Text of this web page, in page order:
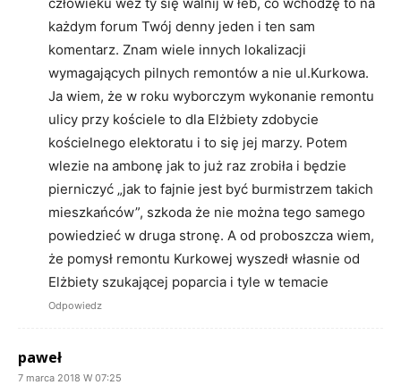
każdym forum Twój denny jeden i ten sam
komentarz. Znam wiele innych lokalizacji
wymagających pilnych remontów a nie ul.Kurkowa.
Ja wiem, że w roku wyborczym wykonanie remontu
ulicy przy kościele to dla Elżbiety zdobycie
kościelnego elektoratu i to się jej marzy. Potem
wlezie na ambonę jak to już raz zrobiła i będzie
pierniczyć „jak to fajnie jest być burmistrzem takich
mieszkańców”, szkoda że nie można tego samego
powiedzieć w druga stronę. A od proboszcza wiem,
że pomysł remontu Kurkowej wyszedł własnie od
Elżbiety szukającej poparcia i tyle w temacie
Odpowiedz
paweł
7 marca 2018 W 07:25